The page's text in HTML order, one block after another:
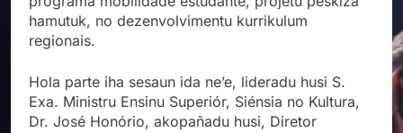
hamutuk, no dezenvolvimentu kurrikulum
regionais.
Hola parte iha sesaun ida ne’e, lideradu husi S.
Exa. Ministru Ensinu Superiór, Siénsia no Kultura,
Dr. José Honório, akopañadu husi, Diretor